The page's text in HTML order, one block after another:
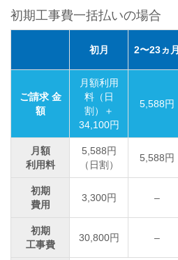
初期工事費一括払いの場合
初月 2〜23ヵ月
ご請求 金
額
月額利用
料（日
割）＋
34,100円
5,588円
月額
利用料
5,588円
（日割）
5,588円
初期
費用
3,300円 –
初期
工事費
30,800円 –